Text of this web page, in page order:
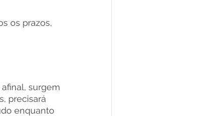
os prazos,
surgem
precisará
enquanto